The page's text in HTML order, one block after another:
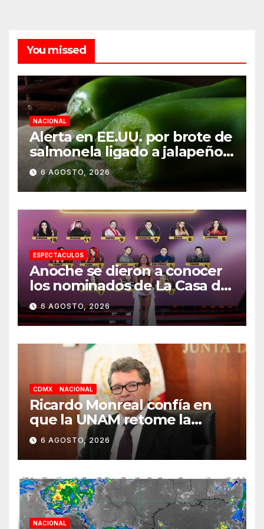
You missed
NACIONAL
Alerta en EE.UU. por brote de
salmonela ligado a jalapeños
mexicanos; reportan 345
casos
6 AGOSTO, 2026
ESPECTACULOS
Anoche se dieron a conocer
los nominados de La Casa de
los Famosos México 2026 en
la segunda semana
6 AGOSTO, 2026
CDMX NACIONAL
Ricardo Monreal confía en
que la UNAM retome la
normalidad e inicie el
semestre mediante el
diálogo
6 AGOSTO, 2026
NACIONAL